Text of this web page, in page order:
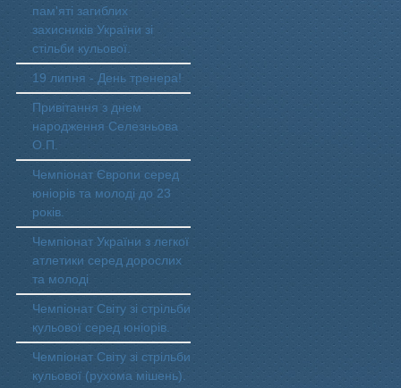
пам'яті загиблих
захисників України зі
стільби кульової.
19 липня - День тренера!
Привітання з днем
народження Селезньова
О.П.
Чемпіонат Європи серед
юніорів та молоді до 23
років.
Чемпіонат України з легкої
атлетики серед дорослих
та молоді
Чемпіонат Світу зі стрільби
кульової серед юніорів.
Чемпіонат Світу зі стрільби
кульової (рухома мішень).